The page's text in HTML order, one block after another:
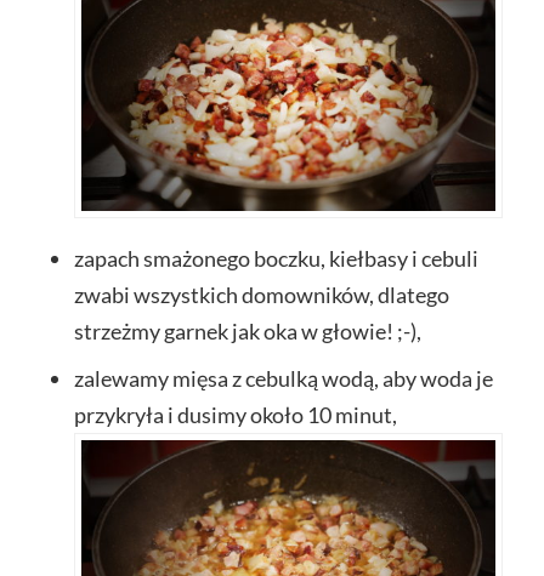
zapach smażonego boczku, kiełbasy i cebuli
zwabi wszystkich domowników, dlatego
strzeżmy garnek jak oka w głowie! ;-),
zalewamy mięsa z cebulką wodą, aby woda je
przykryła i dusimy około 10 minut,